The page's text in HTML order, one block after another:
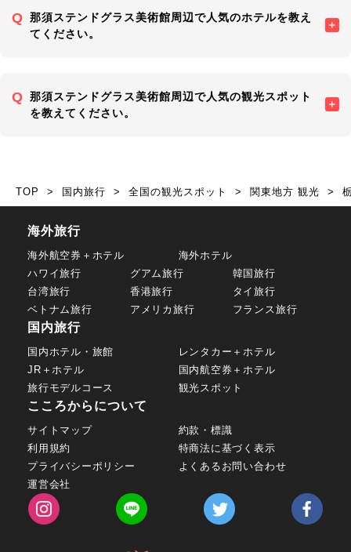
那須ステンドグラス美術館周辺で人気のホテルを教え
てください。
那須ステンドグラス美術館周辺で人気の観光スポット
を教えてください。
TOP 国内旅行 全国の観光スポット 関東地方 観光
海外旅行
海外航空券＋ホテル
海外ホテル
ハワイ旅行
グアム旅行
韓国旅行
台湾旅行
香港旅行
タイ旅行
ベトナム旅行
アメリカ旅行 フランス旅行
国内旅行
国内ホテル・旅館
レンタカー＋ホテル
JR＋ホテル
国内航空券＋ホテル
旅行モデルコース
観光スポット
こころからについて
サイトマップ
約款・標識
利用規約
特商法に基づく表示
プライバシーポリシー
よくあるお問い合わせ
運営会社